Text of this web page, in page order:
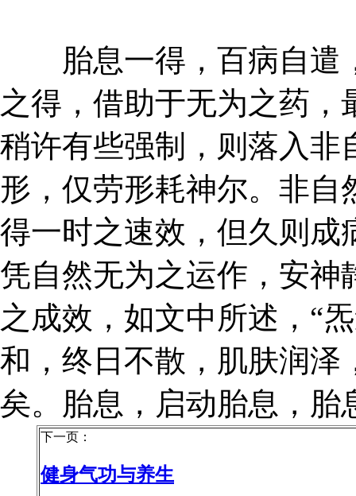
胎息一得，百病自遣
之得，借助于无为之药
稍许有些强制，则落入非
形，仅劳形耗神尔。非
得一时之速效，但久则成
凭自然无为之运作，安神
之成效，如文中所述，“
和，终日不散，肌肤润泽
矣。胎息，启动胎息，胎
下一页：
健身气功与养生